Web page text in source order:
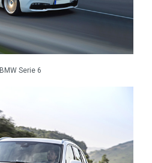
BMW Serie 6